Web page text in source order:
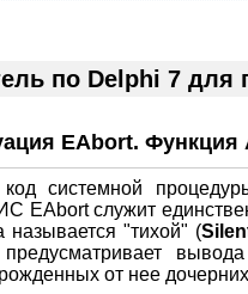
по Delphi 7 для
EAbort. Функция
системной
EAbort служит
"тихой" (
от нее